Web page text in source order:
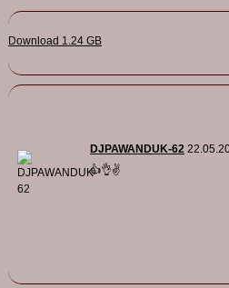
Download 1.24 GB
DJPAWANDUK-62
👍👌✌